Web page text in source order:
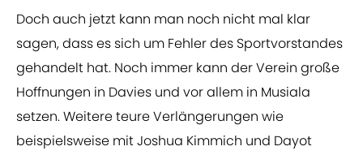
Doch auch jetzt kann man noch nicht mal klar
sagen, dass es sich um Fehler des Sportvorstandes
gehandelt hat. Noch immer kann der Verein große
Hoffnungen in Davies und vor allem in Musiala
setzen. Weitere teure Verlängerungen wie
beispielsweise mit Joshua Kimmich und Dayot